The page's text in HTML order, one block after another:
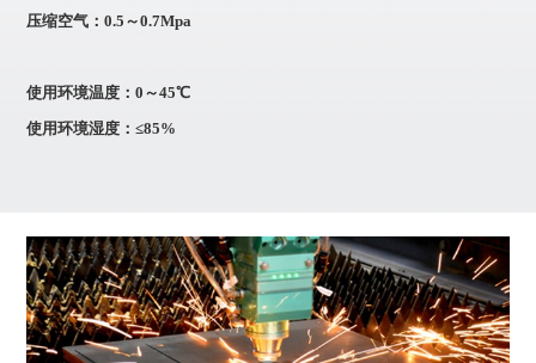
压缩空气：0.5～0.7Mpa
使用环境温度：0～45℃
使用环境湿度：≤85%